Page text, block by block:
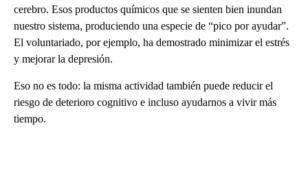
cerebro. Esos productos químicos que se sienten bien inundan
nuestro sistema, produciendo una especie de “pico por ayudar”.
El voluntariado, por ejemplo, ha demostrado minimizar el estrés
y mejorar la depresión.
Eso no es todo: la misma actividad también puede reducir el
riesgo de deterioro cognitivo e incluso ayudarnos a vivir más
tiempo.